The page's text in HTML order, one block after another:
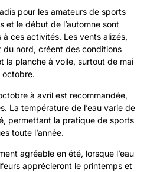
pour les amateurs de sports
et le début de l’automne sont
ces activités. Les vents alizés,
du nord, créent des conditions
la planche à voile, surtout de mai
octobre.
à avril est recommandée,
La température de l’eau varie de
permettant la pratique de sports
toute l’année.
agréable en été, lorsque l’eau
apprécieront le printemps et